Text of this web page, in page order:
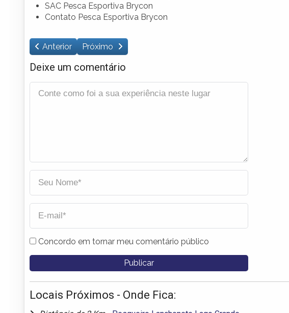
SAC Pesca Esportiva Brycon
Contato Pesca Esportiva Brycon
Anterior Próximo
Deixe um comentário
Concordo em tornar meu comentário público
Locais Próximos - Onde Fica: